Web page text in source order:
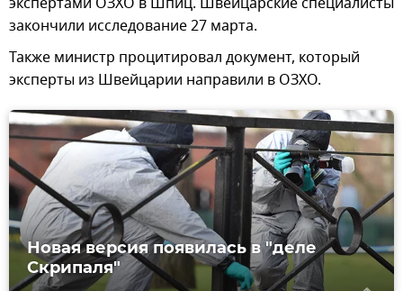
закончили исследование 27 марта.
Также министр процитировал документ, который
эксперты из Швейцарии направили в ОЗХО.
Новая версия появилась в "деле
Скрипаля"